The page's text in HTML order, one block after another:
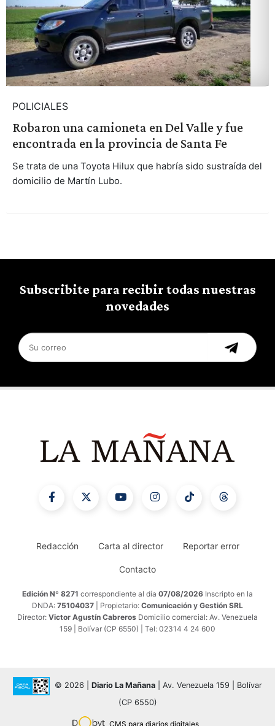
POLICIALES
Robaron una camioneta en Del Valle y fue
encontrada en la provincia de Santa Fe
Se trata de una Toyota Hilux que habría sido sustraída del
domicilio de Martín Lubo.
Subscribite para recibir todas nuestras
novedades
Redacción Carta al director Reportar error
Contacto
Edición Nº 8271 correspondiente al día 07/08/2026 Inscripto en la
DNDA: 75104037 | Propietario: Comunicación y Gestión SRL
Director: Victor Agustín Cabreros Domicilio comercial: Av. Venezuela
159 | Bolívar (CP 6550) | Tel: 02314 4 24 600
© 2026 | Diario La Mañana | Av. Venezuela 159 | Bolívar
(CP 6550)
CMS para diarios digitales